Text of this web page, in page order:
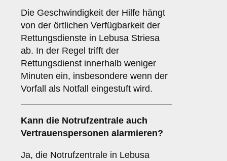
Die Geschwindigkeit der Hilfe hängt
von der örtlichen Verfügbarkeit der
Rettungsdienste in Lebusa Striesa
ab. In der Regel trifft der
Rettungsdienst innerhalb weniger
Minuten ein, insbesondere wenn der
Vorfall als Notfall eingestuft wird.
Kann die Notrufzentrale auch
Vertrauenspersonen alarmieren?
Ja, die Notrufzentrale in Lebusa